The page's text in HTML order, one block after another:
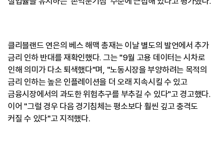
클리블랜드 연은의 베스 해맥 총재는 이날 별도의 발언에서 추가
금리 인하 반대를 재확인했다. 그는 "9월 고용 데이터는 시차로
인해 의미가 다소 퇴색했다"며, "노동시장을 부양하려는 목적의
금리 인하는 높은 인플레이션을 더 오래 지속시킬 수 있고
금융시장에서의 과도한 위험추구를 부추길 수 있다"고 경고했다.
이어 "그럴 경우 다음 경기침체는 평소보다 훨씬 깊고 충격도
커질 수 있다"고 지적했다.